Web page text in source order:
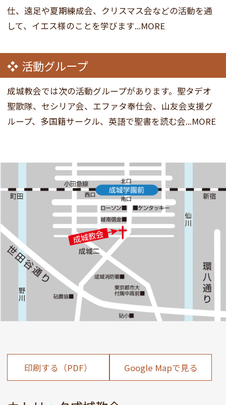
仕、遠足や夏期練成会、クリスマス会などの活動を通
して、イエス様のことを学びます...MORE
活動グループ
成城教会では次の活動グループがあります。聖タデオ
聖歌隊、セシリア会、エファタ奉仕会、山友会支援グ
ループ、多国籍サークル、英語で聖書を読む会...MORE
印刷する（PDF） Google Mapで見る